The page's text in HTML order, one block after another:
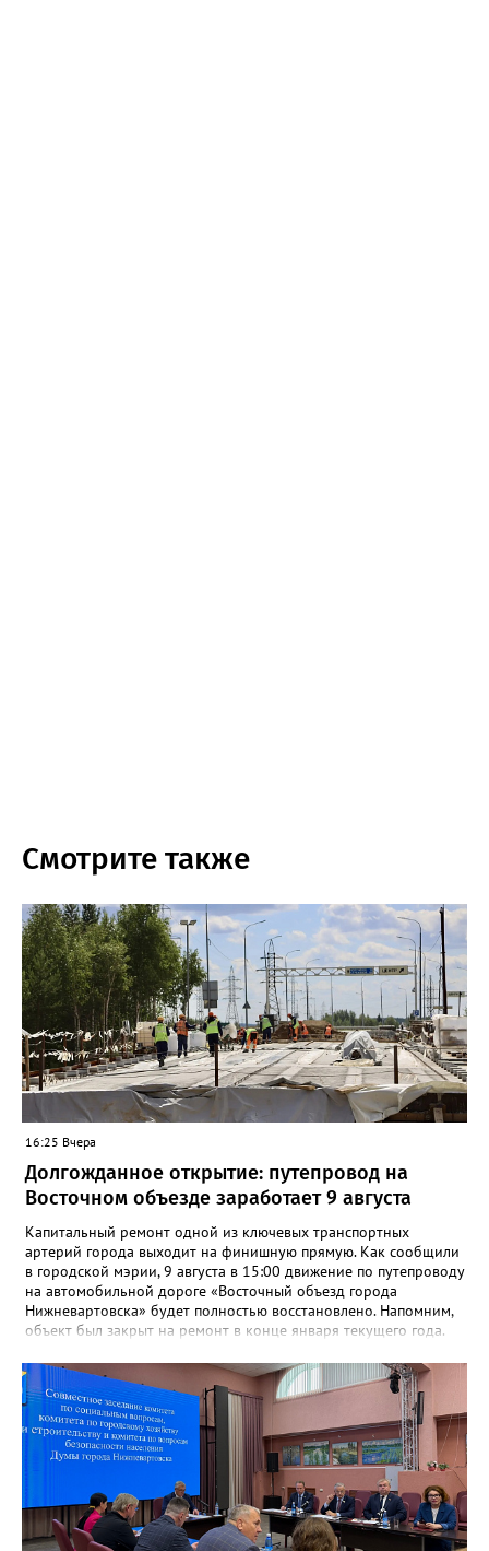
Смотрите также
16:25 Вчера
Долгожданное открытие: путепровод на
Восточном объезде заработает 9 августа
Капитальный ремонт одной из ключевых транспортных
артерий города выходит на финишную прямую. Как сообщили
в городской мэрии, 9 августа в 15:00 движение по путепроводу
на автомобильной дороге «Восточный объезд города
Нижневартовска» будет полностью восстановлено. Напомним,
объект был закрыт на ремонт в конце января текущего года.
августа в 15 часов возобновится движение транспортных
средств по путепроводу на автомобильной дороге «Восточный
объезд города Нижневартовска»»,- сказано в сообщении.
Путепровод на Восточном объезде — важнейшая транспортная
артерия, соединяющая Нижневартовск с региональной
трассой. Он пропускает значительный поток транспорта и
связывает город с другими муниципалитетами округа и
Томской областью. После открытия движение по восточному
направлению серьёзно разгрузится. Водителей просят
соблюдать правила дорожного движения и быть